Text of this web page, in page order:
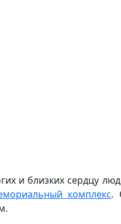
и близких сердцу
комплекс.